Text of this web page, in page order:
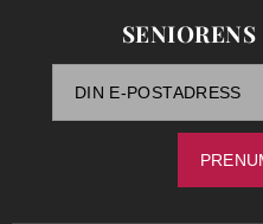
SENIORENS